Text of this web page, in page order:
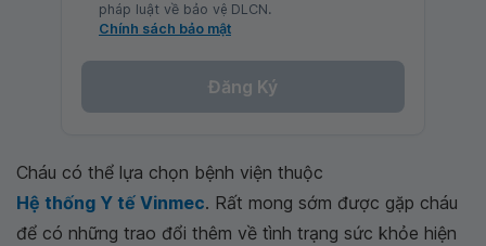
pháp luật về bảo vệ DLCN.
Chính sách bảo mật
Đăng Ký
Cháu có thể lựa chọn bệnh viện thuộc
Hệ thống Y tế Vinmec. Rất mong sớm được gặp cháu
để có những trao đổi thêm về tình trạng sức khỏe hiện